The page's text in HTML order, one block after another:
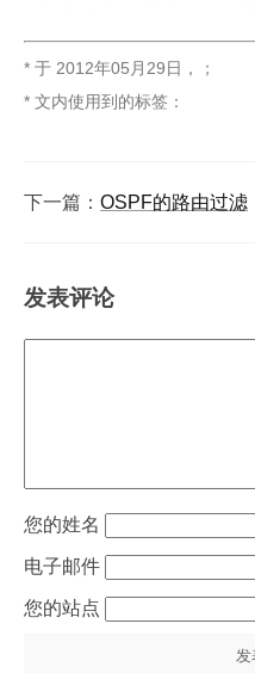
* 于 2012年05月29日 ，
；
* 文内使用到的标签：
下一篇： OSPF的路由过滤
发表评论
姓名
电子邮件
站点